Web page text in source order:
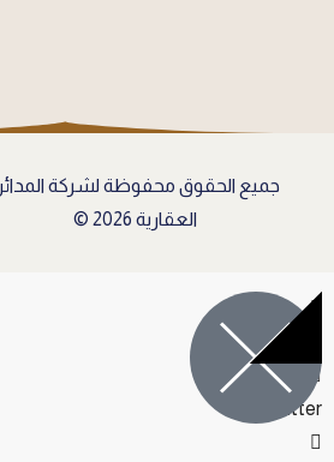
جميع الحقوق محفوظة لشركة المدائن
العقارية 2026 ©
Facebook
Twitter